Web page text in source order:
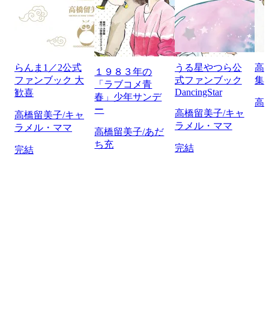
らんま1／2公式
ファンブック 大
歓喜
高橋留美子/キャ
ラメル・ママ
完結
１９８３年の
「ラブコメ青
春」少年サンデ
ー
高橋留美子/あだ
ち充
うる星やつら公
式ファンブック
DancingStar
高橋留美子/キャ
ラメル・ママ
完結
高
集
高